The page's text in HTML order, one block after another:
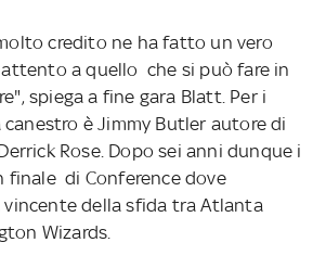
credito ne ha fatto un vero
attento a quello che si può fare in
spiega a fine gara Blatt. Per i
canestro è Jimmy Butler autore di
Rose. Dopo sei anni dunque i
finale di Conference dove
della sfida tra Atlanta
Wizards.